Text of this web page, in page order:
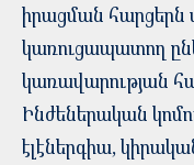
իրացման հարցերն
կառուցապատող
կառավարության
Ինժեներական
էլէներգիա,